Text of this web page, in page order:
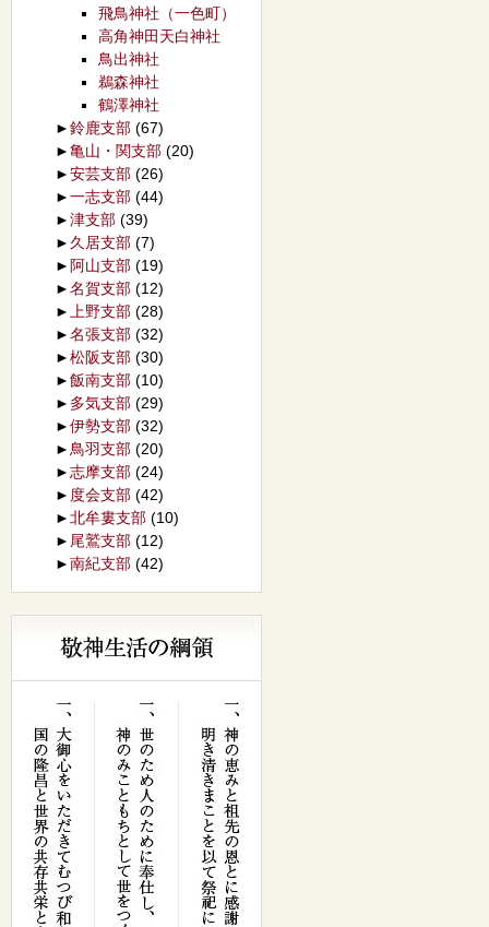
飛鳥神社（一色町）
高角神田天白神社
鳥出神社
鵜森神社
鶴澤神社
►鈴鹿支部 (67)
►亀山・関支部 (20)
►安芸支部 (26)
►一志支部 (44)
►津支部 (39)
► 久居支部 (7)
► 阿山支部 (19)
►名賀支部 (12)
►
上野支部 (28)
►名張支部 (32)
►松阪支部 (30)
►飯南支部 (10)
► 多気支部 (29)
►伊勢支部 (32)
► 鳥羽支部 (20)
►志摩支部 (24)
► 度会支部 (42)
►北牟婁支部 (10)
► 尾鷲支部 (12)
►南紀支部 (42)